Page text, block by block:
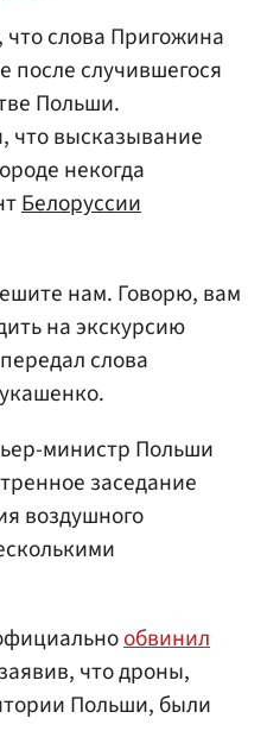
слова Пригожина
после случившегося
Польши.
высказывание
некогда
Белоруссии
нам. Говорю, вам
на экскурсию
слова
министр Польши
заседание
воздушного
обвинил
что дроны,
Польши, были